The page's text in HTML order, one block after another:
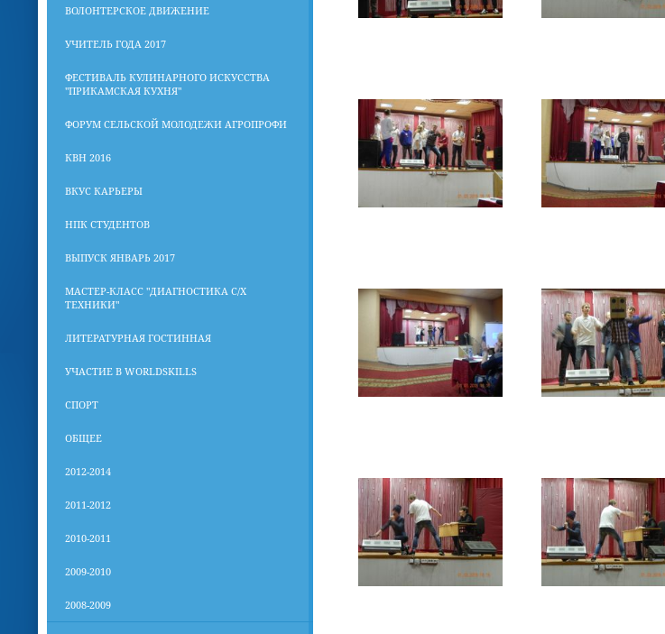
ВОЛОНТЕРСКОЕ ДВИЖЕНИЕ
УЧИТЕЛЬ ГОДА 2017
ФЕСТИВАЛЬ КУЛИНАРНОГО ИСКУССТВА
"ПРИКАМСКАЯ КУХНЯ"
ФОРУМ СЕЛЬСКОЙ МОЛОДЕЖИ АГРОПРОФИ
КВН 2016
ВКУС КАРЬЕРЫ
НПК СТУДЕНТОВ
ВЫПУСК ЯНВАРЬ 2017
МАСТЕР-КЛАСС "ДИАГНОСТИКА С/Х
ТЕХНИКИ"
ЛИТЕРАТУРНАЯ ГОСТИННАЯ
УЧАСТИЕ В WORLDSKILLS
СПОРТ
ОБЩЕЕ
2012-2014
2011-2012
2010-2011
2009-2010
2008-2009